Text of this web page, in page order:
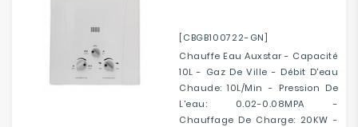
[CBGB100722-GN]
Chauffe Eau Auxstar - Capacité
10L - Gaz De Ville - Débit D'eau
Chaude: 10L/min - Pression De
L'eau: 0.02-0.08MPA -
Chauffage De Charge: 20KW -